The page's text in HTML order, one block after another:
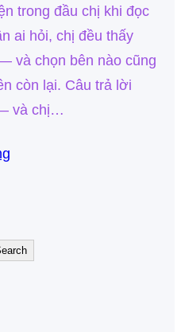
trong đầu chị khi đọc
ai hỏi, chị đều thấy
và chọn bên nào cũng
còn lại. Câu trả lời
và chị…